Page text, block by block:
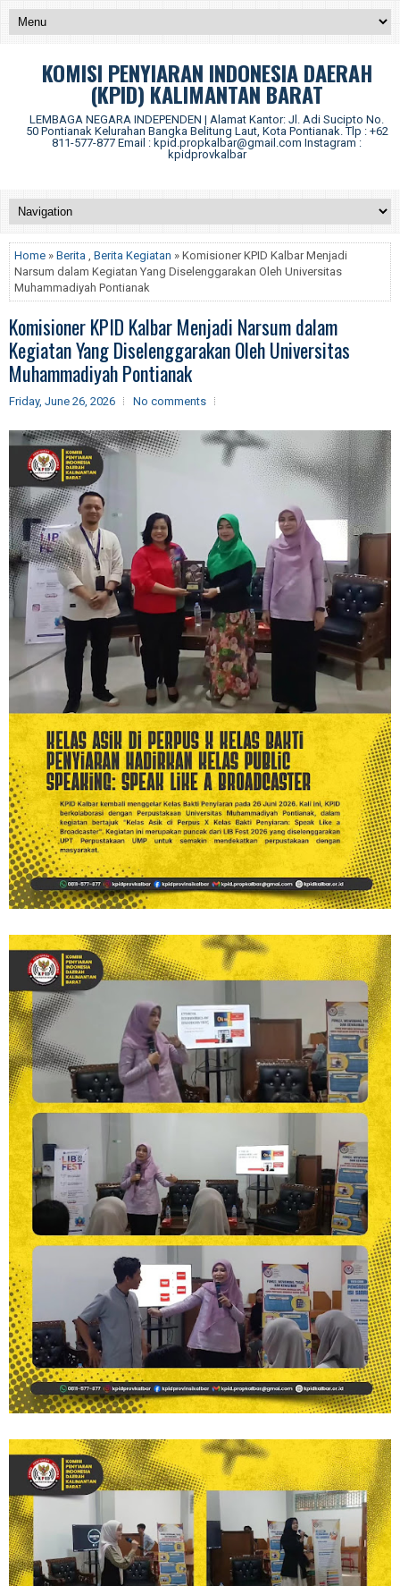
KOMISI PENYIARAN INDONESIA DAERAH
(KPID) KALIMANTAN BARAT
LEMBAGA NEGARA INDEPENDEN | Alamat Kantor: Jl. Adi Sucipto No.
50 Pontianak Kelurahan Bangka Belitung Laut, Kota Pontianak. Tlp : +62
811-577-877 Email : kpid.propkalbar@gmail.com Instagram :
kpidprovkalbar
Home » Berita , Berita Kegiatan » Komisioner KPID Kalbar Menjadi
Narsum dalam Kegiatan Yang Diselenggarakan Oleh Universitas
Muhammadiyah Pontianak
Komisioner KPID Kalbar Menjadi Narsum dalam
Kegiatan Yang Diselenggarakan Oleh Universitas
Muhammadiyah Pontianak
Friday, June 26, 2026 No comments